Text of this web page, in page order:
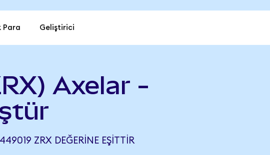
Para Geliştirici
Axelar -
ZRX DEĞERINE EŞITTIR